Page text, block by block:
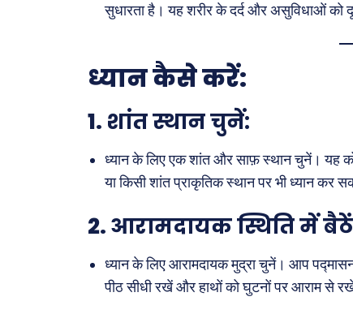
सुधारता है। यह शरीर के दर्द और असुविधाओं को
ध्यान कैसे करें:
1. शांत स्थान चुनें:
ध्यान के लिए एक शांत और साफ़ स्थान चुनें। यह
या किसी शांत प्राकृतिक स्थान पर भी ध्यान कर
2.आरामदायक स्थिति में
ध्यान के लिए आरामदायक मुद्रा चुनें। आप
पीठ सीधी रखें और हाथों को घुटनों पर आराम से